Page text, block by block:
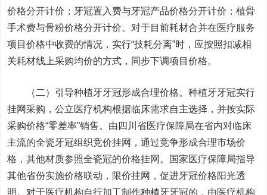
价格分开计价；牙冠置入费与牙冠产品价格分开计价；植骨
手术费与骨粉价格分开计价。对于目前耗材合并在医疗服务
项目价格中收费的情况，实行“技耗分离”时，应按照扣减相
关耗材线上采购均价的方式，同步下调项目价格。
（二）引导种植牙牙冠形成合理价格。种植牙牙冠实行
挂网采购，公立医疗机构根据临床需求自主选择，并按实际
采购价格“零差率”销售。由四川省医疗保障局在省内对临床
主流的全瓷牙冠组织竞价挂网，通过竞争形成合理市场价
格，其他材质参照全瓷冠的价格挂网。国家医疗保障局指导
其他省份实施价格联动，限价挂网，促进牙冠价格阳光透
明。对于医疗机构自行加工制作种植牙牙冠的，由医疗机构